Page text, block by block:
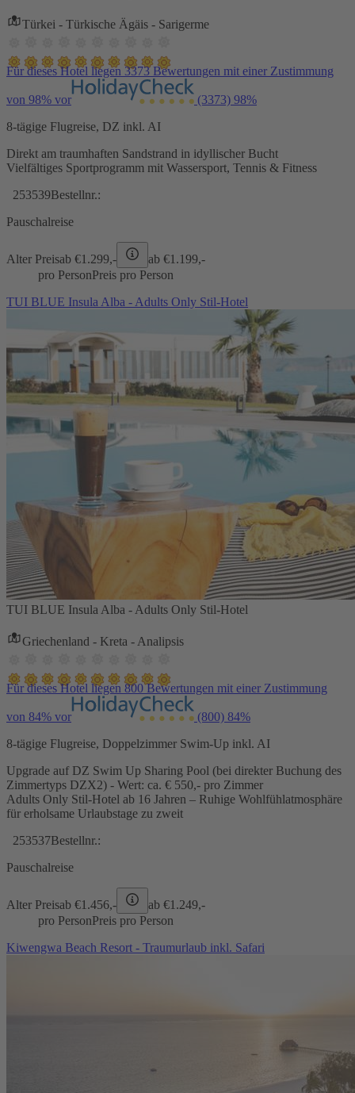
Türkei - Türkische Ägäis - Sarigerme
Für dieses Hotel liegen 3373 Bewertungen mit einer Zustimmung
von 98% vor (3373) 98%
8-tägige Flugreise, DZ inkl. AI
Direkt am traumhaften Sandstrand in idyllischer Bucht
Vielfältiges Sportprogramm mit Wassersport, Tennis & Fitness
253539Bestellnr.:
Pauschalreise
Alter Preisab €1.299,- ab €1.199,-
pro PersonPreis pro Person
TUI BLUE Insula Alba - Adults Only Stil-Hotel
TUI BLUE Insula Alba - Adults Only Stil-Hotel
Griechenland - Kreta - Analipsis
Für dieses Hotel liegen 800 Bewertungen mit einer Zustimmung
von 84% vor (800) 84%
8-tägige Flugreise, Doppelzimmer Swim-Up inkl. AI
Upgrade auf DZ Swim Up Sharing Pool (bei direkter Buchung des
Zimmertyps DZX2) - Wert: ca. € 550,- pro Zimmer
Adults Only Stil-Hotel ab 16 Jahren – Ruhige Wohlfühlatmosphäre
für erholsame Urlaubstage zu zweit
253537Bestellnr.:
Pauschalreise
Alter Preisab €1.456,- ab €1.249,-
pro PersonPreis pro Person
Kiwengwa Beach Resort - Traumurlaub inkl. Safari